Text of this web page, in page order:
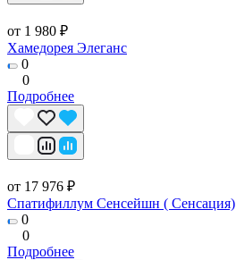
от 1 980 ₽
Хамедорея Элеганс
0
0
Подробнее
от 17 976 ₽
Спатифиллум Сенсейшн ( Сенсация)
0
0
Подробнее